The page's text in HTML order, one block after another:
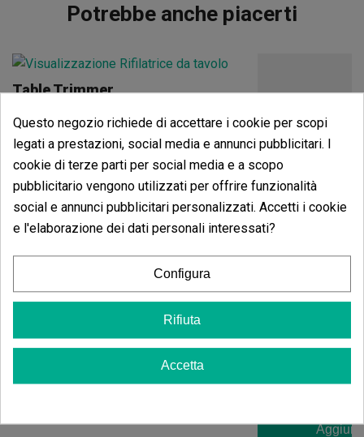
Potrebbe anche piacerti
Table Trimmer
194,35 €
Aggiungi al carrello
Trimmer
494,10 €
Questo negozio richiede di accettare i cookie per scopi
legati a prestazioni, social media e annunci pubblicitari. I
cookie di terze parti per social media e a scopo
pubblicitario vengono utilizzati per offrire funzionalità
social e annunci pubblicitari personalizzati. Accetti i cookie
e l'elaborazione dei dati personali interessati?
Configura
Rifiuta
Accetta